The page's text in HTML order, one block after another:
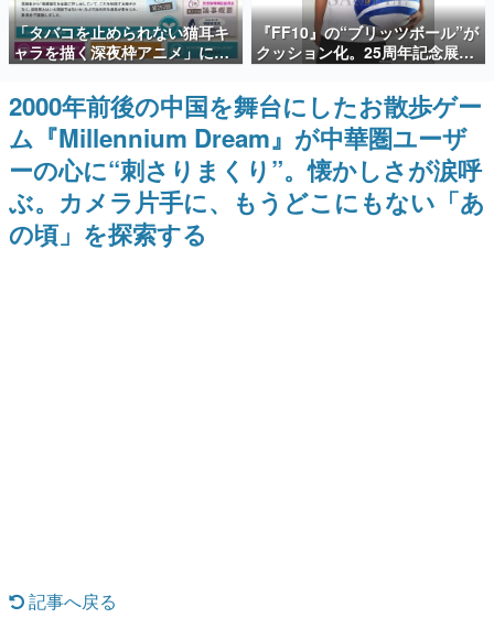
殿堂入り記事
SNS拡散数が数千以上！ ページビュー数万以上！ などな
ど。多くの人々に読まれた、電ファミ渾身の“殿堂入り”記
事をまとめました。
ゲームの企画書
名作ゲームクリエイターの方々に製作時のエピソードをお
聞きし、ヒットする企画（ゲーム）とは何か？を探ってい
きます。
赫本
この物語を解いてはいけない。『赫本』は、〈試験問題〉
の形をした短編ホラー小説集です。
「タバコを止められない猫耳キ
ャラを描く深夜枠アニメ」に視
聴者の一部から批判意見。違法
薬物の使用と思しき描写も含め
て、BPOが議論を交わす
『FF10』の“ブリッツボール”が
クッション化。25周年記念展
「FINAL FANTASY X
MUSEUM-幻光の記憶-」のグッ
ズ情報が一部公開
2000年前後の中国を舞台にしたお散歩ゲー
ム『Millennium Dream』が中華圏ユーザ
ーの心に“刺さりまくり”。懐かしさが涙呼
ぶ。カメラ片手に、もうどこにもない「あ
の頃」を探索する
記事へ戻る